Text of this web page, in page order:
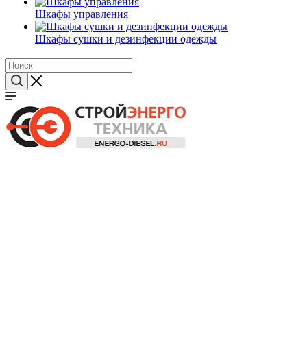
Шкафы управления
Шкафы сушки и дезинфекции одежды